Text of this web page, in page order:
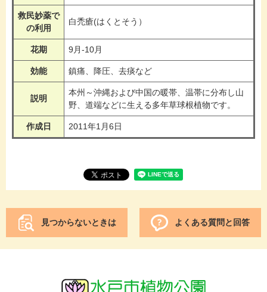
救民妙薬で
の利用
白禿瘡(はくとそう）
花期 9月-10月
効能 鎮痛、降圧、去痰など
説明
本州～沖縄および中国の暖帯、温帯に分布し山
野、道端などに生える多年草球根植物です。
作成日 2011年1月6日
見つからないときは よくある質問と回答